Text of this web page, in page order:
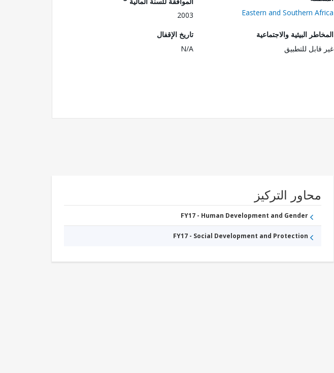
Eastern and Southern Africa
2003
المخاطر البيئية والاجتماعية
غير قابل للتطبيق
تاريخ الإقفال
N/A
محاور التركيز
FY17 - Human Development and Gender
FY17 - Social Development and Protection